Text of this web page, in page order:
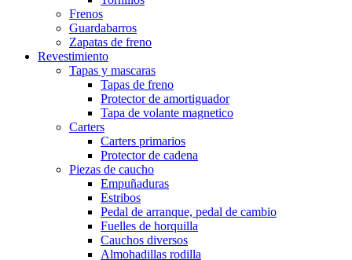
Frenos
Guardabarros
Zapatas de freno
Revestimiento
Tapas y mascaras
Tapas de freno
Protector de amortiguador
Tapa de volante magnetico
Carters
Carters primarios
Protector de cadena
Piezas de caucho
Empuñaduras
Estribos
Pedal de arranque, pedal de cambio
Fuelles de horquilla
Cauchos diversos
Almohadillas rodilla